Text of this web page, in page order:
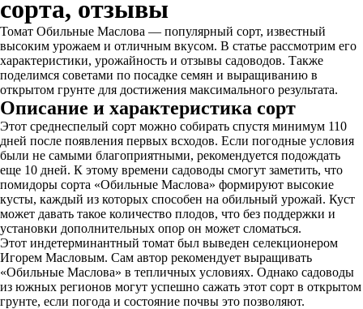
сорта, отзывы
Томат Обильные Маслова — популярный сорт, известный
высоким урожаем и отличным вкусом. В статье рассмотрим его
характеристики, урожайность и отзывы садоводов. Также
поделимся советами по посадке семян и выращиванию в
открытом грунте для достижения максимального результата.
Описание и характеристика сорт
Этот среднеспелый сорт можно собирать спустя минимум 110
дней после появления первых всходов. Если погодные условия
были не самыми благоприятными, рекомендуется подождать
еще 10 дней. К этому времени садоводы смогут заметить, что
помидоры сорта «Обильные Маслова» формируют высокие
кусты, каждый из которых способен на обильный урожай. Куст
может давать такое количество плодов, что без поддержки и
установки дополнительных опор он может сломаться.
Этот индетерминантный томат был выведен селекционером
Игорем Масловым. Сам автор рекомендует выращивать
«Обильные Маслова» в тепличных условиях. Однако садоводы
из южных регионов могут успешно сажать этот сорт в открытом
грунте, если погода и состояние почвы это позволяют.